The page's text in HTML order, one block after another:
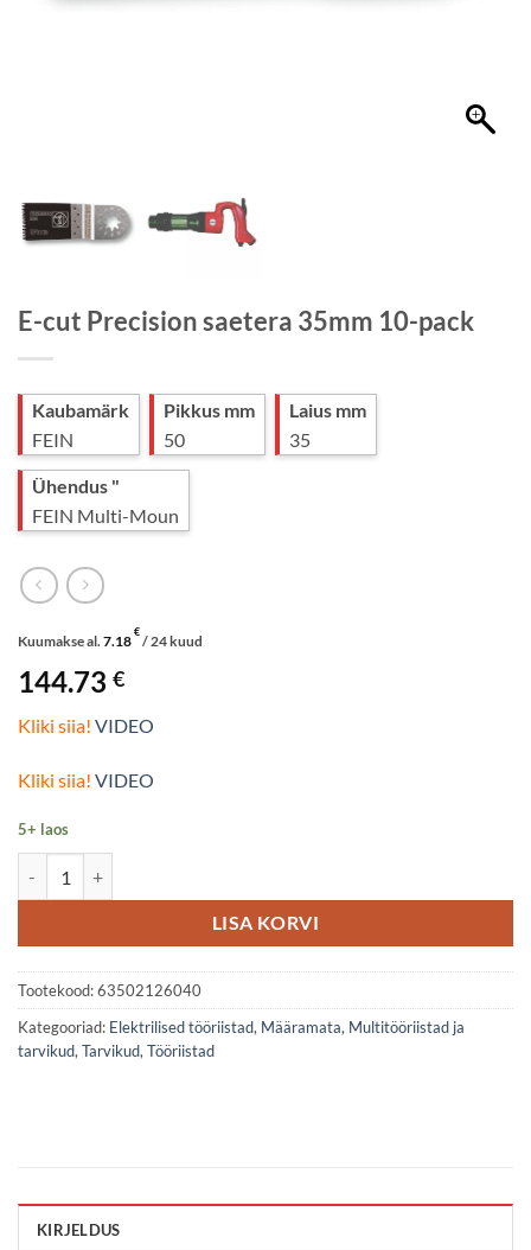
E-cut Precision saetera 35mm 10-pack
Kaubamärk
FEIN
Pikkus mm
50
Laius mm
35
Ühendus "
FEIN Multi-Moun
Kuumakse al. 7.18
€
/ 24 kuud
144.73 €
Kliki siia! VIDEO
Kliki siia! VIDEO
5+ laos
LISA KORVI
Tootekood:63502126040
Kategooriad: Elektrilised tööriistad, Määramata, Multitööriistad ja
tarvikud,Tarvikud,Tööriistad
KIRJELDUS